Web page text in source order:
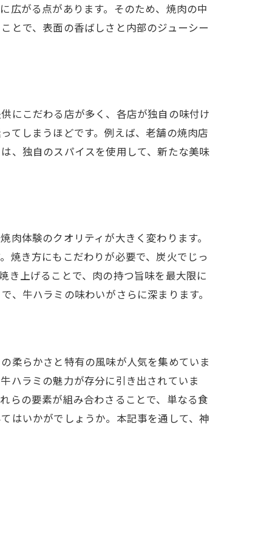
広がる点があります。そのため、焼肉の中
とで、表面の香ばしさと内部のジューシー
にこだわる店が多く、各店が独自の味付け
てしまうほどです。例えば、老舗の焼肉店
、独自のスパイスを使用して、新たな美味
体験のクオリティが大きく変わります。
焼き方にもこだわりが必要で、炭火でじっ
き上げることで、肉の持つ旨味を最大限に
牛ハラミの味わいがさらに深まります。
柔らかさと特有の風味が人気を集めていま
ハラミの魅力が存分に引き出されていま
らの要素が組み合わさることで、単なる食
はいかがでしょうか。本記事を通して、神